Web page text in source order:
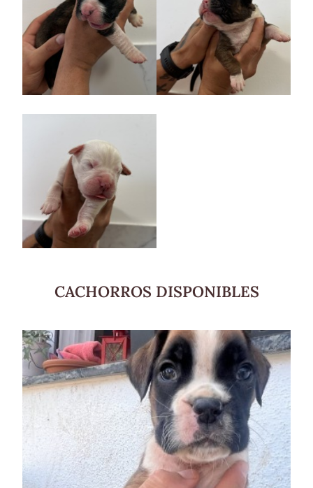
CACHORROS DISPONIBLES